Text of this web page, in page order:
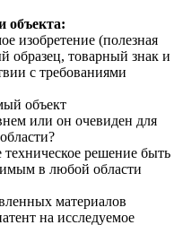
объекта:
изобретение (полезная
товарный знак и
с требованиями
объект
или он очевиден для
решение быть
в любой области
материалов
на исследуемое